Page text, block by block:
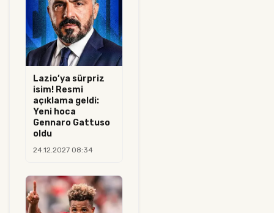
Lazio’ya sürpriz
isim! Resmi
açıklama geldi:
Yeni hoca
Gennaro Gattuso
oldu
24.12.2027 08:34